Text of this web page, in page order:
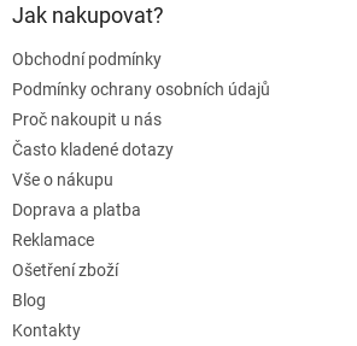
Jak nakupovat?
Obchodní podmínky
Podmínky ochrany osobních údajů
Proč nakoupit u nás
Často kladené dotazy
Vše o nákupu
Doprava a platba
Reklamace
Ošetření zboží
Blog
Kontakty